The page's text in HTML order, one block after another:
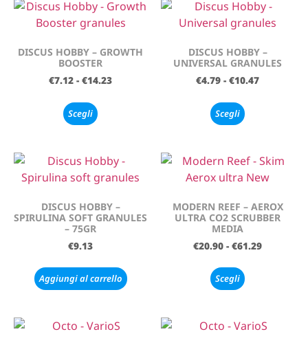
DISCUS HOBBY – GROWTH
BOOSTER
€7.12 - €14.23
Scegli
DISCUS HOBBY –
UNIVERSAL GRANULES
€4.79 - €10.47
Scegli
DISCUS HOBBY –
SPIRULINA SOFT GRANULES
– 75GR
€9.13
Aggiungi al carrello
MODERN REEF – AEROX
ULTRA CO2 SCRUBBER
MEDIA
€20.90 - €61.29
Scegli